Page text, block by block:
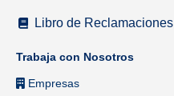
Libro de Reclamaciones
Trabaja con Nosotros
Empresas